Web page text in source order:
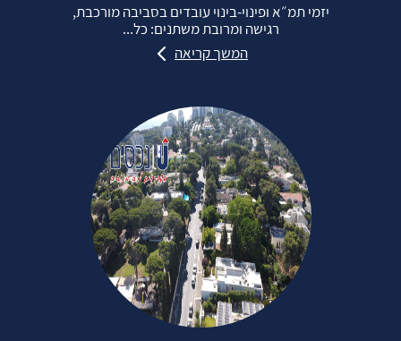
יזמי תמ״א ופינוי‑בינוי עובדים בסביבה מורכבת,
רגישה ומרובת משתנים: כל...
המשך קריאה